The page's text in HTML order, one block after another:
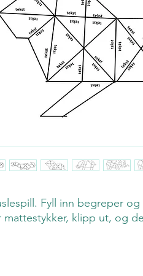
Fyll inn begreper
mattestykker, klipp ut, og